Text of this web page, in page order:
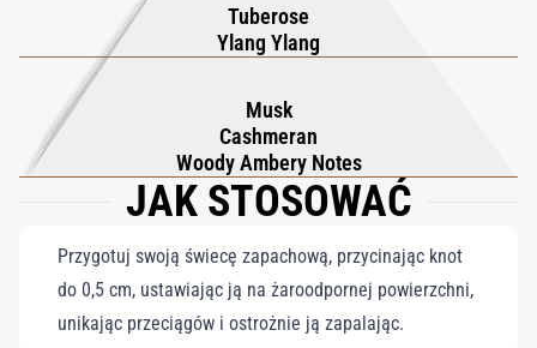
Tuberose
Ylang Ylang
Musk
Cashmeran
Woody Ambery Notes
JAK STOSOWAĆ
Przygotuj swoją świecę zapachową, przycinając knot
do 0,5 cm, ustawiając ją na żaroodpornej powierzchni,
unikając przeciągów i ostrożnie ją zapalając.